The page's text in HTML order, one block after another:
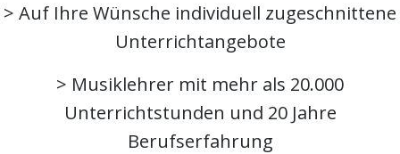
> Auf Ihre Wünsche individuell zugeschnittene
Unterrichtangebote
> Musiklehrer mit mehr als 20.000
Unterrichtstunden und 20 Jahre
Berufserfahrung